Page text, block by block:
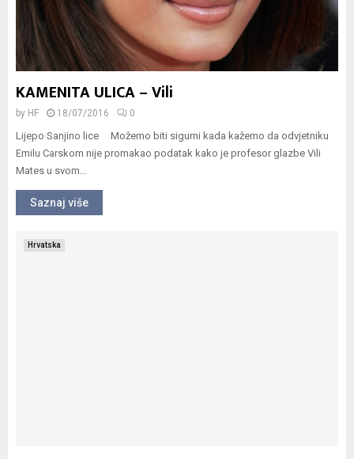
KAMENITA ULICA – Vili
by HF 18/07/2016 0
Lijepo Sanjino lice Možemo biti sigurni kada kažemo da odvjetniku
Emilu Carskom nije promakao podatak kako je profesor glazbe Vili
Mates u svom...
Saznaj više
Hrvatska